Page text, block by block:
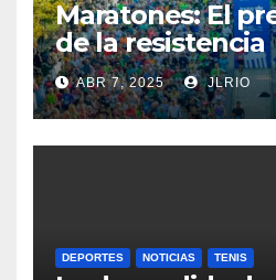
Maratones: El
de la resistencia
ABR 7, 2025 JLRIO
DEPORTES NOTICIAS TENIS